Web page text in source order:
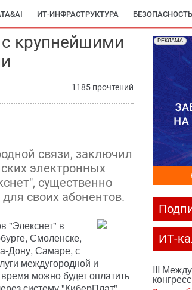
ИТ-ИНФРАСТРУКТУРА БЕЗОПАСНОСТЬ
крупнейшими
1185 прочтений
связи, заключил
электронных
существенно
своих абонентов.
"Элекснет" в
Смоленске,
Дону, Самаре, с
междугородной и
можно будет оплатить
РЕКЛАМА
ИТ-
III
конгресс